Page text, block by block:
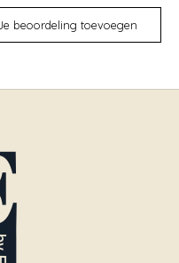
beoordeling toevoegen